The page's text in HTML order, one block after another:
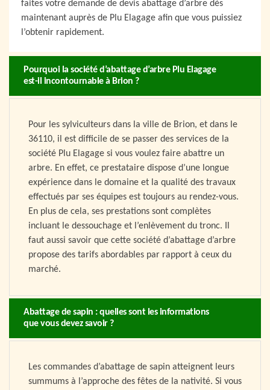
faites votre demande de devis abattage d’arbre dès
maintenant auprès de Plu Elagage afin que vous puissiez
l’obtenir rapidement.
Pourquoi la société d’abattage d’arbre Plu Elagage
est-il incontournable à Brion ?
Pour les sylviculteurs dans la ville de Brion, et dans le
36110, il est difficile de se passer des services de la
société Plu Elagage si vous voulez faire abattre un
arbre. En effet, ce prestataire dispose d’une longue
expérience dans le domaine et la qualité des travaux
effectués par ses équipes est toujours au rendez-vous.
En plus de cela, ses prestations sont complètes
incluant le dessouchage et l’enlèvement du tronc. Il
faut aussi savoir que cette société d’abattage d’arbre
propose des tarifs abordables par rapport à ceux du
marché.
Abattage de sapin : quelles sont les informations
que vous devez savoir ?
Les commandes d’abattage de sapin atteignent leurs
summums à l’approche des fêtes de la nativité. Si vous